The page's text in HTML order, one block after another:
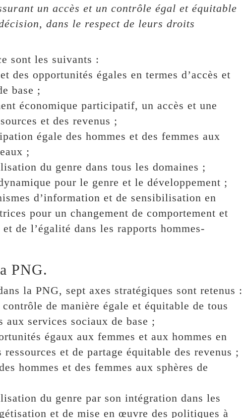
un accès et un contrôle égal et équitable
dans le respect de leurs droits
sont les suivants :
opportunités égales en termes d’accès et
base ;
économique participatif, un accès et une
et des revenus ;
égale des hommes et des femmes aux
;
du genre dans tous les domaines ;
pour le genre et le développement ;
d’information et de sensibilisation en
pour un changement de comportement et
de l’égalité dans les rapports hommes-
PNG.
la PNG, sept axes stratégiques sont retenus :
de manière égale et équitable de tous
aux services sociaux de base ;
égaux aux femmes et aux hommes en
et de partage équitable des revenus ;
hommes et des femmes aux sphères de
du genre par son intégration dans les
et de mise en œuvre des politiques à